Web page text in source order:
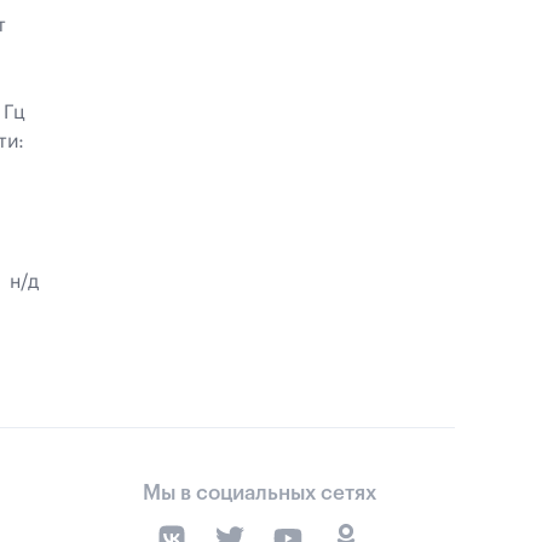
н/д
Мы в социальных сетях